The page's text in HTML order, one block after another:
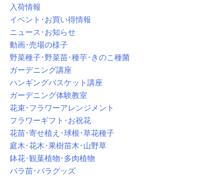
入荷情報
イベント･お買い得情報
ニュース･お知らせ
動画･売場の様子
野菜種子･野菜苗･種芋･きのこ種菌
ガーデニング講座
ハンギングバスケット講座
ガーデニング体験教室
花束･フラワーアレンジメント
フラワーギフト･お祝花
花苗･寄せ植え･球根･草花種子
庭木･花木･果樹苗木･山野草
鉢花･観葉植物･多肉植物
バラ苗･バラグッズ